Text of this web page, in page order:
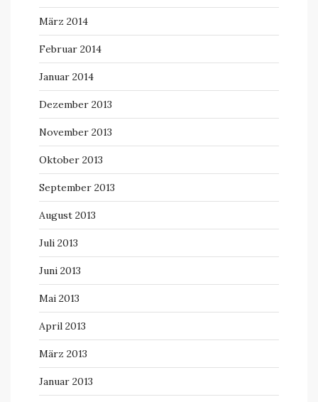
März 2014
Februar 2014
Januar 2014
Dezember 2013
November 2013
Oktober 2013
September 2013
August 2013
Juli 2013
Juni 2013
Mai 2013
April 2013
März 2013
Januar 2013